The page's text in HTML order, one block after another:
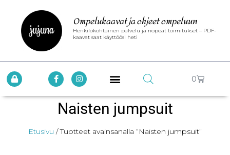
Ompelukaavat ja ohjeet ompeluun
Henkilökohtainen palvelu ja nopeat toimitukset – PDF-
kaavat saat käyttöösi heti
0
Naisten jumpsuit
Etusivu / Tuotteet avainsanalla “Naisten jumpsuit”